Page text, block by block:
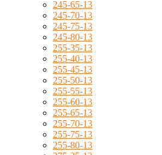
245-65-13
245-70-13
245-75-13
245-80-13
255-35-13
255-40-13
255-45-13
255-50-13
255-55-13
255-60-13
255-65-13
255-70-13
255-75-13
255-80-13